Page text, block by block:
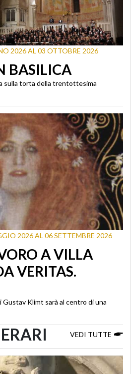
2026 AL 03 OTTOBRE 2026
BASILICA
sulla torta della trentottesima
2026 AL 06 SETTEMBRE 2026
A VILLA
VERITAS.
Klimt sarà al centro di una
VEDI TUTTE